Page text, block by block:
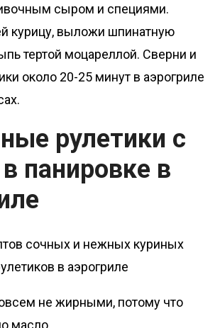
сыром и специями.
курицу, выложи шпинатную
тертой моцареллой. Сверни и
около 20-25 минут в аэрогриле
рулетики с
панировке в
не жирными, потому что